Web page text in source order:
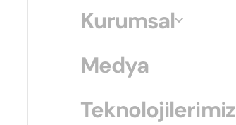
Kurumsal
Medya
Teknolojilerimiz